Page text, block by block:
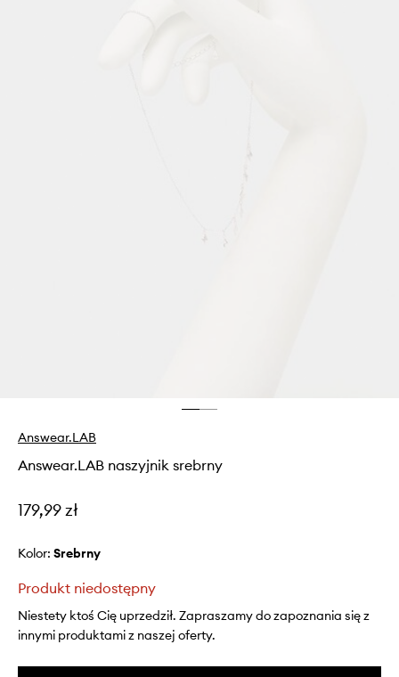
Answear.LAB
Answear.LAB naszyjnik srebrny
179,99 zł
Kolor: srebrny
Produkt niedostępny
Niestety ktoś Cię uprzedził. Zapraszamy do zapoznania się z
innymi produktami z naszej oferty.